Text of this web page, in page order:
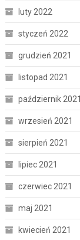
luty 2022
styczeń 2022
grudzień 2021
listopad 2021
październik 2021
wrzesień 2021
sierpień 2021
lipiec 2021
czerwiec 2021
maj 2021
kwiecień 2021